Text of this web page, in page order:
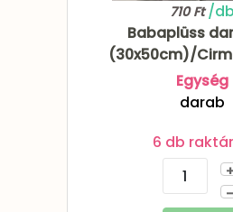
710 Ft/db
Babaplüss
(30x50cm)/
Egység
darab
6 db
+
–